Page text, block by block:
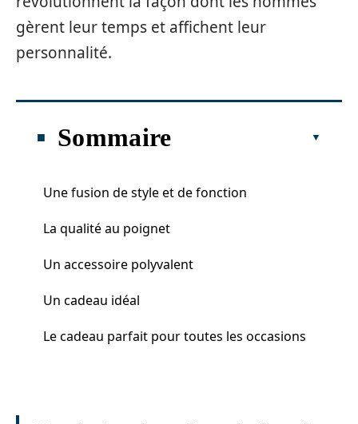
gèrent leur temps et affichent leur
personnalité.
Sommaire
Une fusion de style et de fonction
La qualité au poignet
Un accessoire polyvalent
Un cadeau idéal
Le cadeau parfait pour toutes les occasions